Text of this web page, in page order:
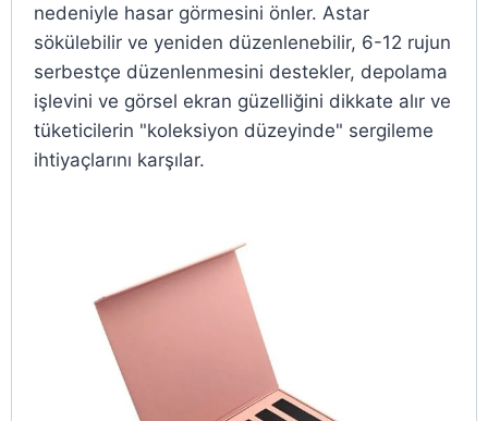
nedeniyle hasar görmesini önler. Astar
sökülebilir ve yeniden düzenlenebilir, 6-12 rujun
serbestçe düzenlenmesini destekler, depolama
işlevini ve görsel ekran güzelliğini dikkate alır ve
tüketicilerin "koleksiyon düzeyinde" sergileme
ihtiyaçlarını karşılar.